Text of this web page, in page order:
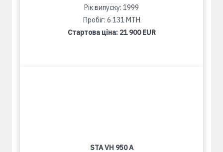
Рік випуску: 1999
Пробіг: 6 131 MTH
Стартова ціна: 21 900 EUR
STA VH 950 A